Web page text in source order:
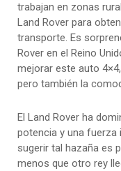
trabajan en zonas
Land Rover para
transporte. Es
Rover en el Reino
mejorar este auto
pero también la
El Land Rover ha
potencia y una fuerza
sugerir tal hazaña es
menos que otro rey